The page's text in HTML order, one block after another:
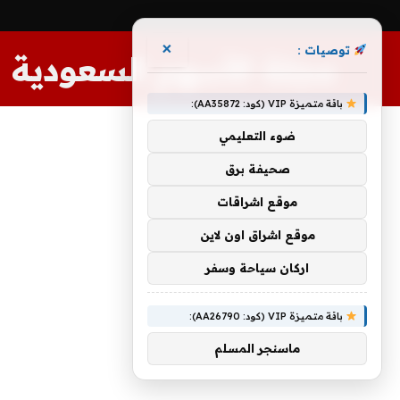
مجلة الأسهم السعودية
توصيات : ×
باقة متميزة VIP (كود: AA35872):
ضوء التعليمي
صحيفة برق
موقع اشراقات
موقع اشراق اون لاين
اركان سياحة وسفر
باقة متميزة VIP (كود: AA26790):
ماسنجر المسلم